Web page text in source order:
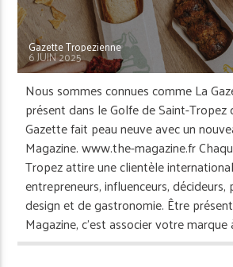
Gazette Tropezienne
6 JUIN 2025
Nous sommes connues comme La
présent dans le Golfe de Saint-Tropez
Gazette fait peau neuve avec un
Magazine. www.the-magazine.fr
Tropez attire une clientèle
entrepreneurs, influenceurs, décideurs,
design et de gastronomie. Être
Magazine, c’est associer votre marque